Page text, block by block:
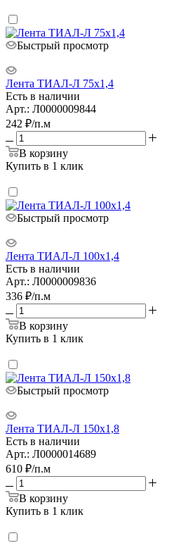
Быстрый просмотр
Лента ТИАЛ-Л 75х1,4
Есть в наличии
Арт.: Л0000009844
242 ₽/п.м
В корзину
Купить в 1 клик
Быстрый просмотр
Лента ТИАЛ-Л 100х1,4
Есть в наличии
Арт.: Л0000009836
336 ₽/п.м
В корзину
Купить в 1 клик
Быстрый просмотр
Лента ТИАЛ-Л 150х1,8
Есть в наличии
Арт.: Л0000014689
610 ₽/п.м
В корзину
Купить в 1 клик